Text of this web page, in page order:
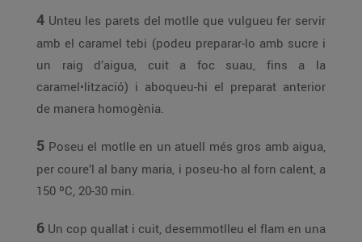
4 Unteu les parets del motlle que vulgueu fer servir
amb el caramel tebi (podeu preparar-lo amb sucre i
un raig d’aigua, cuit a foc suau, fins a la
caramel•lització) i aboqueu-hi el preparat anterior
de manera homogènia.
5 Poseu el motlle en un atuell més gros amb aigua,
per coure’l al bany maria, i poseu-ho al forn calent, a
150 ºC, 20-30 min.
6 Un cop quallat i cuit, desemmotlleu el flam en una